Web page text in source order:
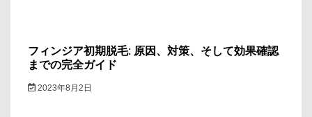
フィンジア初期脱毛: 原因、対策、そして効果確認
までの完全ガイド
2023年8月2日